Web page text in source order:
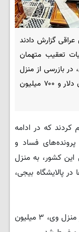
گزارش دادند
تعقیب متهمان
در بازرسی از منزل
یکی از مدیران پالایشگاه بیجی، ۳ میلیون دلار و ۷۰۰ میلیون
کردند که در ادامه
فساد و
این کشور، به منزل
پالایشگاه بیجی،
بر اساس این گزارش، در جریان بازرسی از منزل وی، ۳ میلیون